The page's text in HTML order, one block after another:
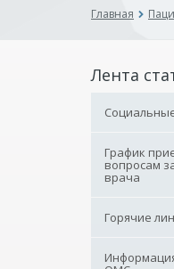
Главная
Лента
График
вопросам
врача
Горячие